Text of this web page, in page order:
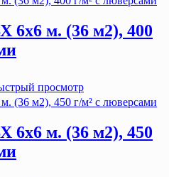
6х6 м. (36 м2), 400
просмотр
6х6 м. (36 м2), 450